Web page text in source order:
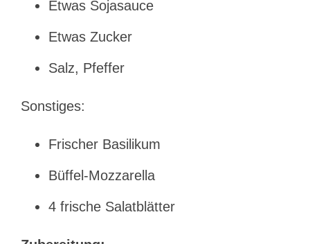
Etwas Sojasauce
Etwas Zucker
Salz, Pfeffer
Sonstiges:
Frischer Basilikum
Büffel-Mozzarella
4 frische Salatblätter